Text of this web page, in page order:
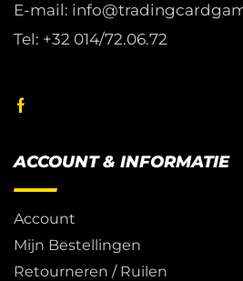
E-mail:
Tel: +32 014/72.06.72
ACCOUNT & INFORMATIE
Account
Mijn Bestellingen
Retourneren / Ruilen